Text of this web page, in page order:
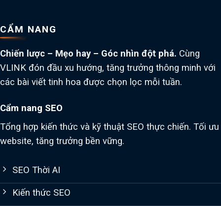
CẨM NANG
Chiến lược – Mẹo hay – Góc nhìn đột phá. Cùng
VLINK đón đầu xu hướng, tăng trưởng thông minh với
các bài viết tinh hoa được chọn lọc mỗi tuần.
Cẩm nang SEO
Tổng hợp kiến thức và kỹ thuật SEO thực chiến. Tối ưu
website, tăng trưởng bền vững.
SEO Thời AI
Kiến thức SEO